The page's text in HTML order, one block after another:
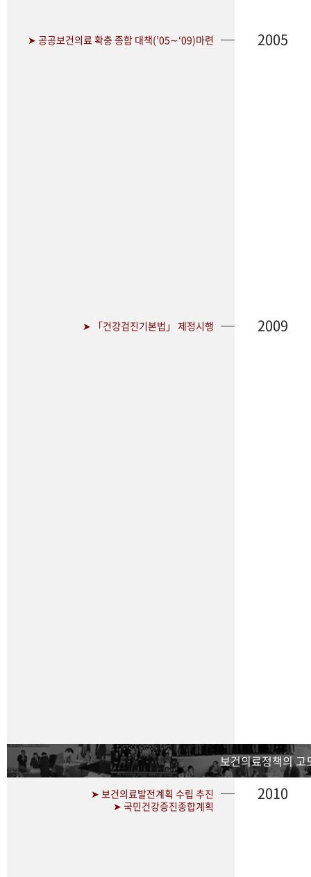
➤ 공공보건의료 확충 종합 대책(’05∼‘09)마련 2005
➤ 「건강검진기본법」 제정시행 2009
보건의료정책의 고
➤ 보건의료발전계획 수립 추진
➤ 국민건강증진종합계획
2010